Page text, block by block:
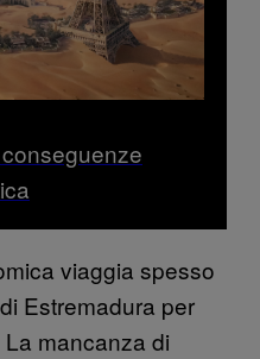
viaggia spesso
Estremadura per
mancanza di